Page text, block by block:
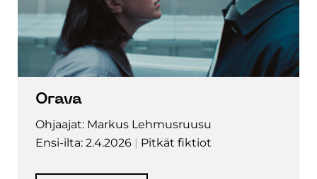
Orava
Ohjaajat: Markus Lehmusruusu
Ensi-ilta: 2.4.2026
Pitkät fiktiot